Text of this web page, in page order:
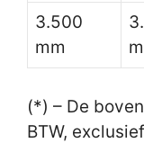
3.500
mm
(*) – De
BTW,